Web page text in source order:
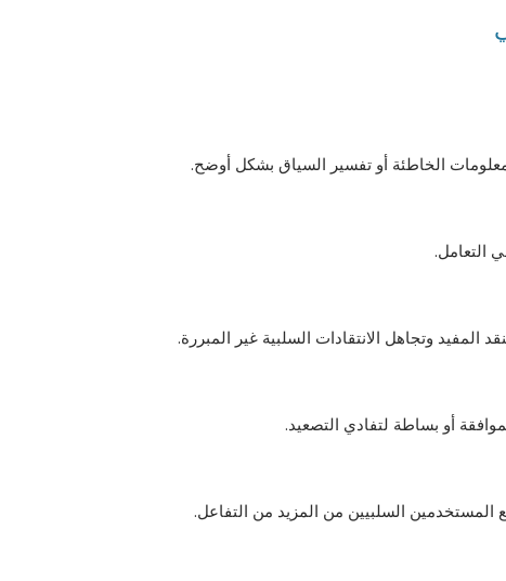
الخاطئة أو تفسير السياق بشكل أوضح.
التعامل.
المفيد وتجاهل الانتقادات السلبية غير المبررة.
أو بساطة لتفادي التصعيد.
المستخدمين السلبيين من المزيد من التفاعل.